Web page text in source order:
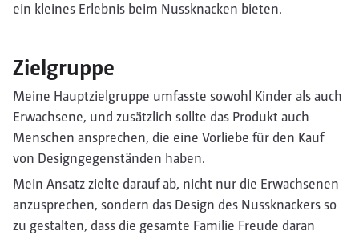
ein kleines Erlebnis beim Nussknacken bieten.
Zielgruppe
Meine Hauptzielgruppe umfasste sowohl Kinder als auch
Erwachsene, und zusätzlich sollte das Produkt auch
Menschen ansprechen, die eine Vorliebe für den Kauf
von Designgegenständen haben.
Mein Ansatz zielte darauf ab, nicht nur die Erwachsenen
anzusprechen, sondern das Design des Nussknackers so
zu gestalten, dass die gesamte Familie Freude daran